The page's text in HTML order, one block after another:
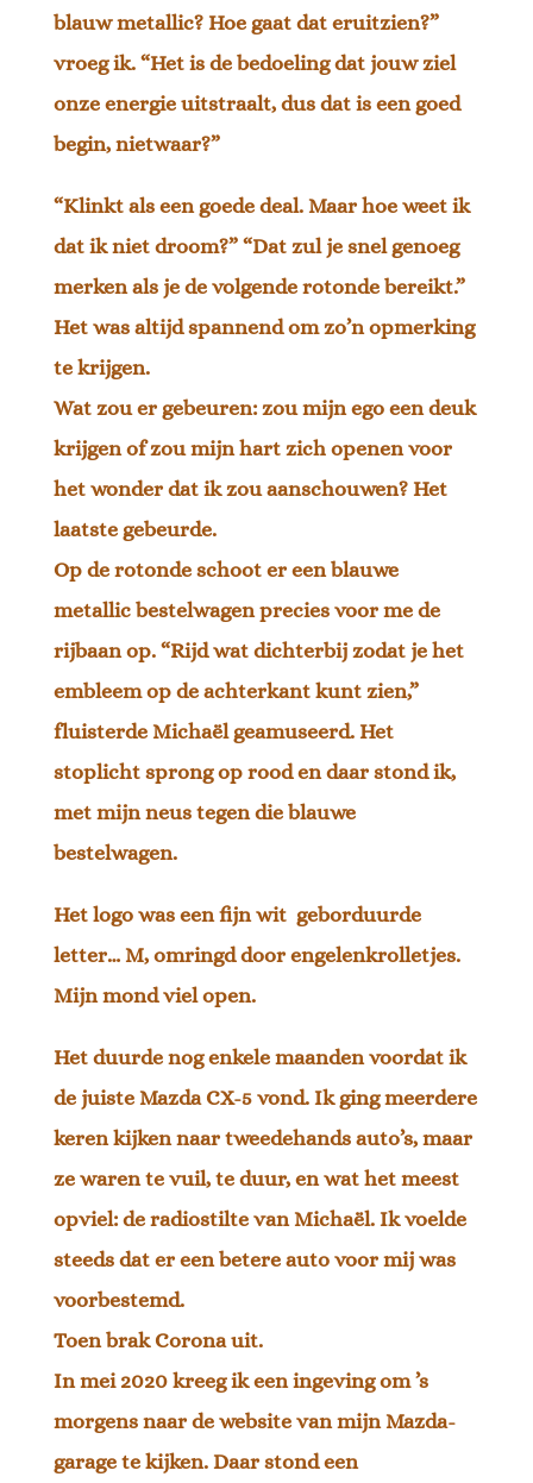
blauw metallic? Hoe gaat dat eruitzien?”
vroeg ik. “Het is de bedoeling dat jouw ziel
onze energie uitstraalt, dus dat is een goed
begin, nietwaar?”
“Klinkt als een goede deal. Maar hoe weet ik
dat ik niet droom?” “Dat zul je snel genoeg
merken als je de volgende rotonde bereikt.”
Het was altijd spannend om zo’n opmerking
te krijgen.
Wat zou er gebeuren: zou mijn ego een deuk
krijgen of zou mijn hart zich openen voor
het wonder dat ik zou aanschouwen? Het
laatste gebeurde.
Op de rotonde schoot er een blauwe
metallic bestelwagen precies voor me de
rijbaan op. “Rijd wat dichterbij zodat je het
embleem op de achterkant kunt zien,”
fluisterde Michaël geamuseerd. Het
stoplicht sprong op rood en daar stond ik,
met mijn neus tegen die blauwe
bestelwagen.
Het logo was een fijn wit geborduurde
letter… M, omringd door engelenkrolletjes.
Mijn mond viel open.
Het duurde nog enkele maanden voordat ik
de juiste Mazda CX-5 vond. Ik ging meerdere
keren kijken naar tweedehands auto’s, maar
ze waren te vuil, te duur, en wat het meest
opviel: de radiostilte van Michaël. Ik voelde
steeds dat er een betere auto voor mij was
voorbestemd.
Toen brak Corona uit.
In mei 2020 kreeg ik een ingeving om ’s
morgens naar de website van mijn Mazda-
garage te kijken. Daar stond een